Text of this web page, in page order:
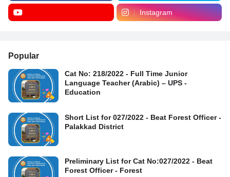
Instagram
Popular
Cat No: 218/2022 - Full Time Junior
Language Teacher (Arabic) – UPS -
Education
Short List for 027/2022 - Beat Forest Officer -
Palakkad District
Preliminary List for Cat No:027/2022 - Beat
Forest Officer - Forest